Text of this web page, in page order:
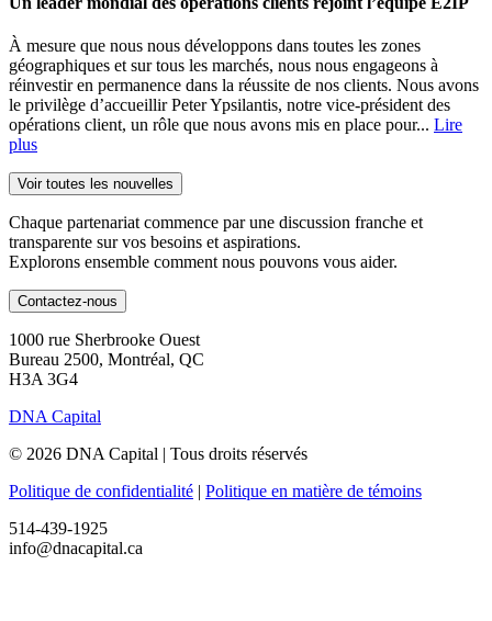
À mesure que nous nous développons dans toutes les zones
géographiques et sur tous les marchés, nous nous engageons à
réinvestir en permanence dans la réussite de nos clients. Nous avons
le privilège d’accueillir Peter Ypsilantis, notre vice-président des
opérations client, un rôle que nous avons mis en place pour... Lire
plus
Voir toutes les nouvelles
Chaque partenariat commence par une discussion franche et
transparente sur vos besoins et aspirations.
Explorons ensemble comment nous pouvons vous aider.
Contactez-nous
1000 rue Sherbrooke Ouest
Bureau 2500, Montréal, QC
H3A 3G4
DNA Capital
© 2026 DNA Capital | Tous droits réservés
Politique de confidentialité | Politique en matière de témoins
514-439-1925
info@dnacapital.ca